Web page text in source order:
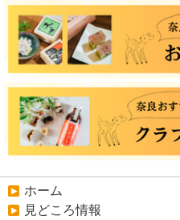
ホーム
見どころ情報